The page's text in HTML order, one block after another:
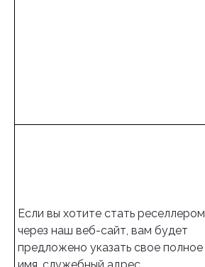
Если вы хотите стать реселлером
через наш веб-сайт, вам будет
предложено указать свое полное